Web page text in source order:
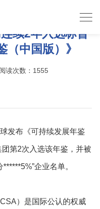
续2年入选标普
（中国版）》
读次数：1555
发布《可持续发展年鉴
团第2次入选该年鉴，并被
企业名单。
）是国际公认的权威